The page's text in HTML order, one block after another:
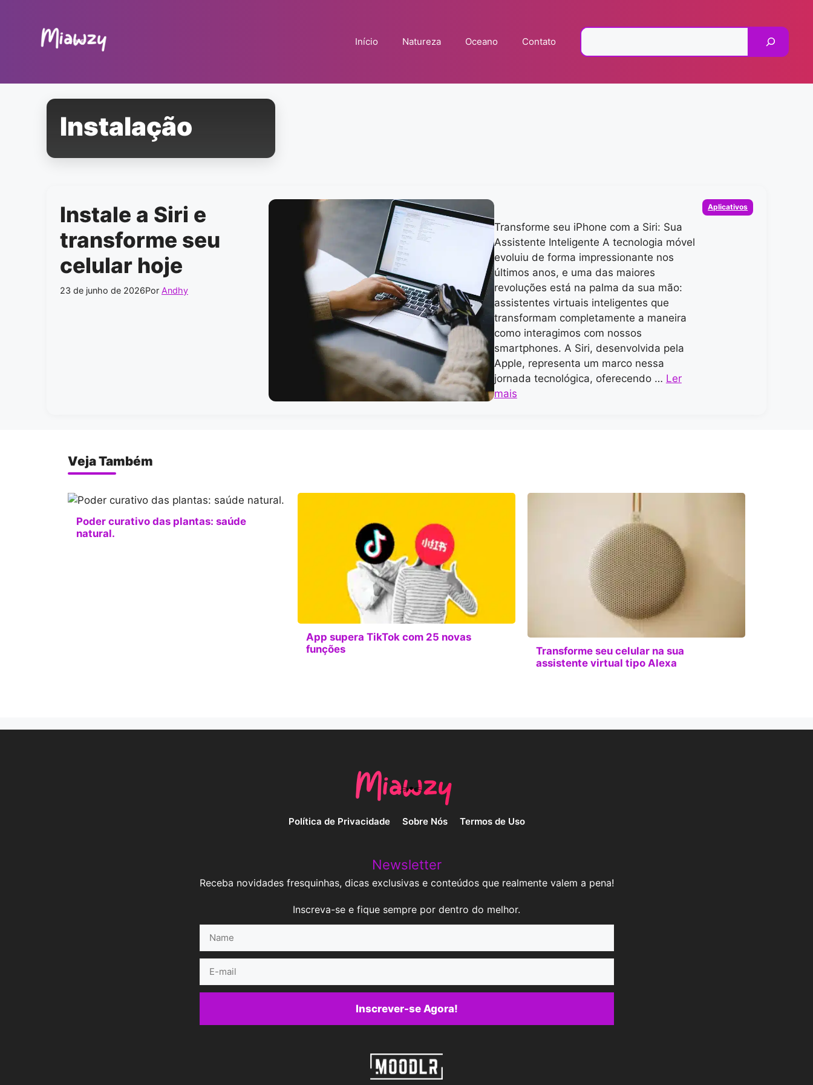
Início Natureza Oceano Contato
Instalação
Instale a Siri e
transforme seu
celular hoje
23 de junho de 2026Por Andhy
Transforme seu iPhone com a Siri: Sua
Assistente Inteligente A tecnologia móvel
evoluiu de forma impressionante nos
últimos anos, e uma das maiores
revoluções está na palma da sua mão:
assistentes virtuais inteligentes que
transformam completamente a maneira
como interagimos com nossos
smartphones. A Siri, desenvolvida pela
Apple, representa um marco nessa
jornada tecnológica, oferecendo … Ler
mais
Categorias
Aplicativos
Veja Também
Poder curativo das plantas: saúde
natural.
App supera TikTok com 25 novas
funções
Transforme seu celular na sua
assistente virtual tipo Alexa
Política de Privacidade Sobre Nós Termos de Uso
Newsletter
Receba novidades fresquinhas, dicas exclusivas e conteúdos que realmente valem a pena!
Inscreva-se e fique sempre por dentro do melhor.
mail
Inscrever-se Agora!